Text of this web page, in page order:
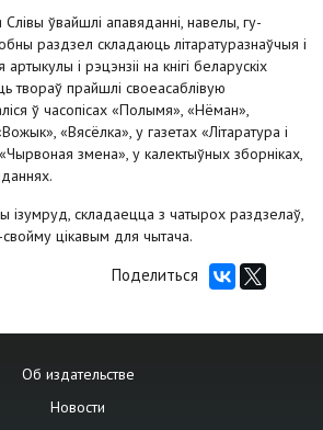
Слівы ўвайшлі апавяданні, навелы, гу-
раздзел складаюць літаратуразнаўчыя і
і рэцэнзіі на кнігі беларускіх
твораў прайшлі своеасаблівую
ў часопісах «Полымя», «Нёман»,
«Вясёлка», у газетах «Літаратура і
змена», у калектыўных зборніках,
ізумруд, складаецца з чатырох раздзелаў,
цікавым для чытача.
Поделиться
Об издательстве
Новости